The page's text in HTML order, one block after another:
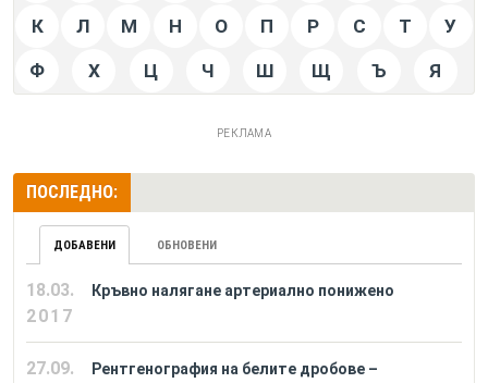
К Л М Н О П Р С Т У
Ф Х Ц Ч Ш Щ Ъ Я
РЕКЛАМА
ПОСЛЕДНО:
ДОБАВЕНИ ОБНОВЕНИ
18.03.
2017
Кръвно налягане артериално понижено
27.09.
Рентгенография на белите дробове –